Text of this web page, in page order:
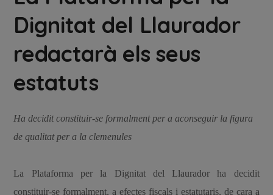
Dignitat del Llaurador
redactarà els seus
estatuts
Ha decidit constituir-se formalment per a aconseguir la figura
de qualitat per a la clemenules
La Plataforma per la Dignitat del Llaurador ha decidit
constituir-se formalment, a efectes fiscals i estatutaris, de cara a